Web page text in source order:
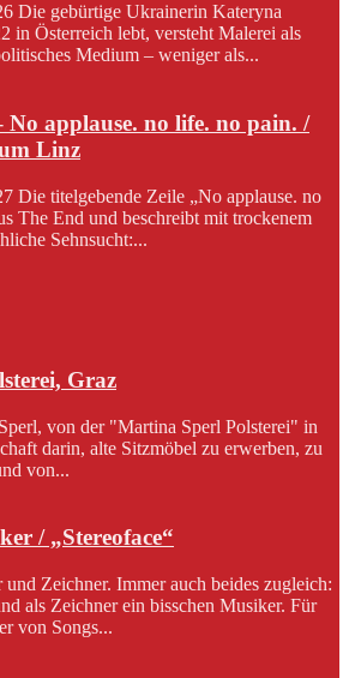
Die gebürtige Ukrainerin Kateryna
in Österreich lebt, versteht Malerei als
Medium – weniger als...
applause. no life. no pain. /
Linz
Die titelgebende Zeile „No applause. no
The End und beschreibt mit trockenem
Sehnsucht:...
Graz
von der "Martina Sperl Polsterei" in
darin, alte Sitzmöbel zu erwerben, zu
von...
/ „Stereoface“
Zeichner. Immer auch beides zugleich:
als Zeichner ein bisschen Musiker. Für
von Songs...